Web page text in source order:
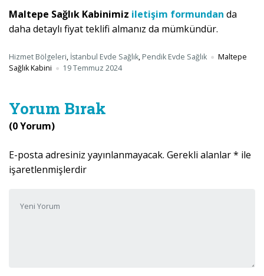
Maltepe Sağlık Kabinimiz iletişim formundan da
daha detaylı fiyat teklifi almanız da mümkündür.
Hizmet Bölgeleri, İstanbul Evde Sağlık, Pendik Evde Sağlık
Maltepe
Sağlık Kabini
19 Temmuz 2024
Yorum Bırak
(0 Yorum)
E-posta adresiniz yayınlanmayacak. Gerekli alanlar* ile
işaretlenmişlerdir